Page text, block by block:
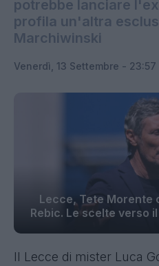
potrebbe lanciare
profila un'altra
Marchiwinski
Venerdì, 13 Settembre - 23:57
Lecce, Tete Morente
Rebic. Le scelte verso
Il Lecce di mister Luca